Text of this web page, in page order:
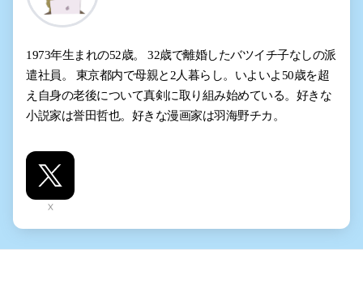
1973年生まれの52歳。 32歳で離婚したバツイチ子なしの派
遣社員。 東京都内で母親と2人暮らし。いよいよ50歳を超
え自身の老後について真剣に取り組み始めている。好きな
小説家は誉田哲也。好きな漫画家は羽海野チカ。
X